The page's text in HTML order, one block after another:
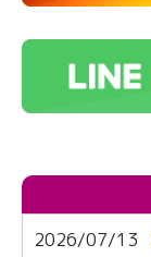
2026/07/13